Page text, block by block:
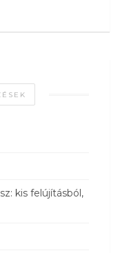
kis felújításból,